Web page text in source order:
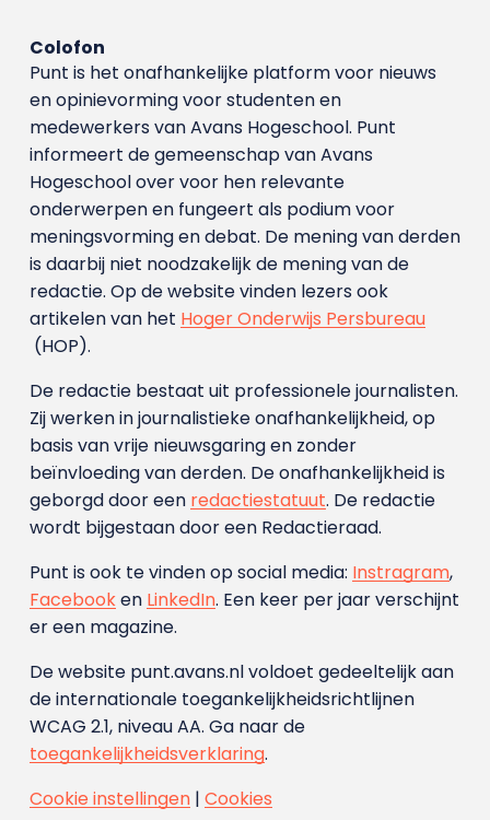
Colofon
Punt is het onafhankelijke platform voor nieuws
en opinievorming voor studenten en
medewerkers van Avans Hoge­school. Punt
informeert de gemeenschap van Avans
Hogeschool over voor hen relevante
onderwerpen en fungeert als podium voor
meningsvorming en debat. De mening van derden
is daarbij niet noodzakelijk de mening van de
redactie. Op de website vinden lezers ook
artikelen van het Hoger Onderwijs Persbureau
(HOP).
De redactie bestaat uit professionele journalisten.
Zij werken in journalistieke onafhankelijkheid, op
basis van vrije nieuwsgaring en zonder
beïnvloeding van derden. De onafhankelijkheid is
geborgd door een redactiestatuut. De redactie
wordt bijgestaan door een Redactieraad.
Punt is ook te vinden op social media: Instragram,
Facebooken LinkedIn. Een keer per jaar verschijnt
er een magazine.
De website punt.avans.nl voldoet gedeeltelijk aan
de internationale toegankelijkheidsrichtlijnen
WCAG 2.1, niveau AA. Ga naar de
toegankelijkheidsverklaring.
Cookie instellingen| Cookies